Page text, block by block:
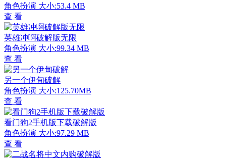
角色扮演 大小:53.4 MB
查 看
英雄冲啊破解版无限
角色扮演 大小:99.34 MB
查 看
另一个伊甸破解
角色扮演 大小:125.70MB
查 看
看门狗2手机版下载破解版
角色扮演 大小:97.29 MB
查 看